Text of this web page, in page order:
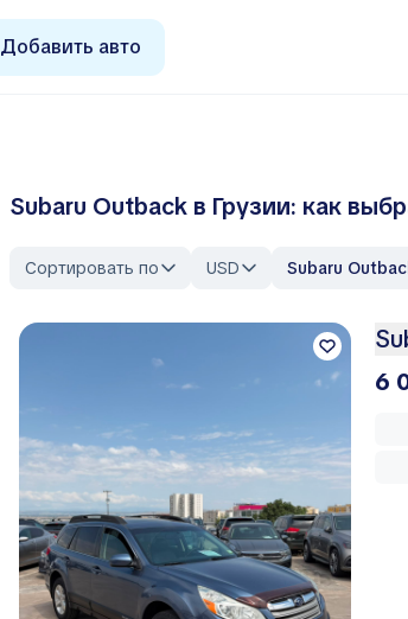
Добавить авто
Subaru Outback в Грузии: как
Сортировать по USD Subaru
6